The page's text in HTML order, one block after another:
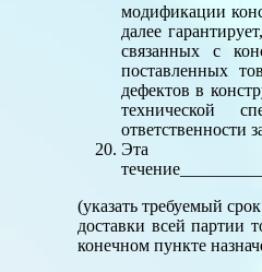
модификации
далее
связанных с
поставленных
дефектов в
технической
ответственности
Эта
(указать требуемый
доставки всей партии
конечном пункте